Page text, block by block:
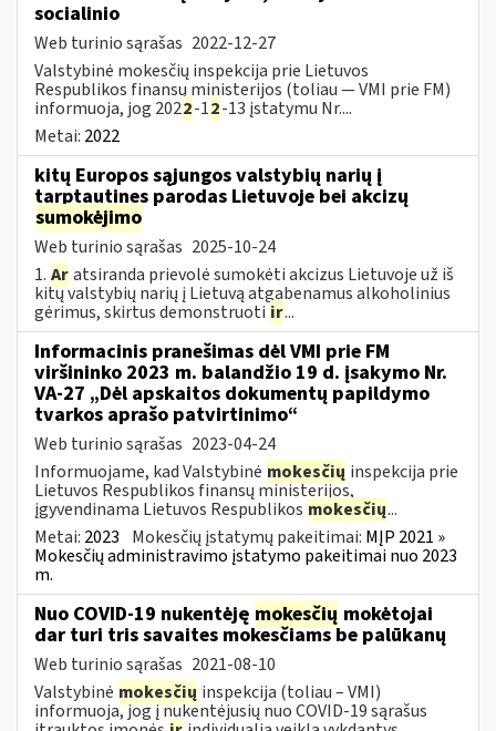
socialinio
Web turinio sąrašas 2022-12-27
Valstybinė mokesčių inspekcija prie Lietuvos
Respublikos finansų ministerijos (toliau — VMI prie FM)
informuoja, jog 2022-12-13 įstatymu Nr....
Metai: 2022
kitų Europos sąjungos valstybių narių į
tarptautines parodas Lietuvoje bei akcizų
sumokėjimo
Web turinio sąrašas 2025-10-24
1. Aratsiranda prievolė sumokėti akcizus Lietuvoje už iš
kitų valstybių narių į Lietuvą atgabenamus alkoholinius
gėrimus, skirtus demonstruoti ir...
Informacinis pranešimas dėl VMI prie FM
viršininko 2023 m. balandžio 19 d. įsakymo Nr.
VA-27 „Dėl apskaitos dokumentų papildymo
tvarkos aprašo patvirtinimo“
Web turinio sąrašas 2023-04-24
Informuojame, kad Valstybinė mokesčių inspekcija prie
Lietuvos Respublikos finansų ministerijos,
įgyvendinama Lietuvos Respublikos mokesčių...
Metai: 2023 Mokesčių įstatymų pakeitimai: MĮP 2021 »
Mokesčių administravimo įstatymo pakeitimai nuo 2023
m.
Nuo COVID-19 nukentėję mokesčių mokėtojai
dar turi tris savaites mokesčiams be palūkanų
Web turinio sąrašas 2021-08-10
Valstybinė mokesčių inspekcija (toliau – VMI)
informuoja, jog į nukentėjusių nuo COVID-19 sąrašus